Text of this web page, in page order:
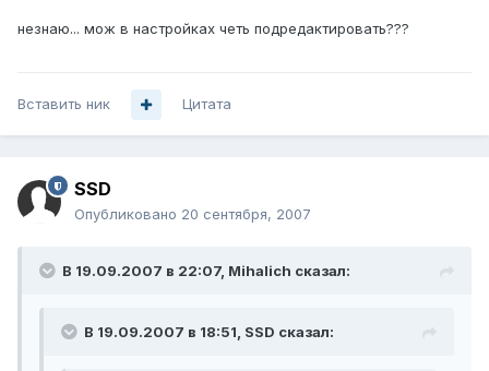
незнаю... мож в настройках четь подредактировать???
Вставить ник Цитата
SSD
Опубликовано 20 сентября, 2007
В 19.09.2007 в 22:07, Mihalich сказал:
В 19.09.2007 в 18:51, SSD сказал: